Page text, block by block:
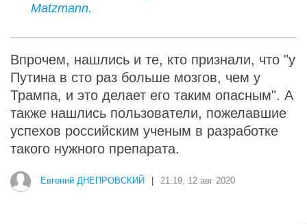
Matzmann.
Впрочем, нашлись и те, кто признали, что "у
Путина в сто раз больше мозгов, чем у
Трампа, и это делает его таким опасным". А
также нашлись пользователи, пожелавшие
успехов российским ученым в разработке
такого нужного препарата.
Евгений ДНЕПРОВСКИЙ 21:19, 12 авг 2020